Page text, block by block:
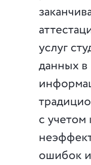
услуг
данных
с учетом
ошибок